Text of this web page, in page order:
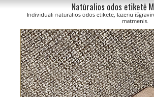
Natūralios odos etiketė
Individuali natūralios odos etiketė, lazeriu
matmenis.